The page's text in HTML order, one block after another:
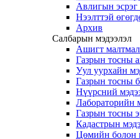
Авлигын эсрэг
Нээлттэй
Архив
Салбарын мэдээлэл
Ашигт
Газрын тосны
Уул уурхайн
Газрын тосны
Нүүрсний
Лабораторийн
Газрын тосны
Кадастрын
Цөмийн болон